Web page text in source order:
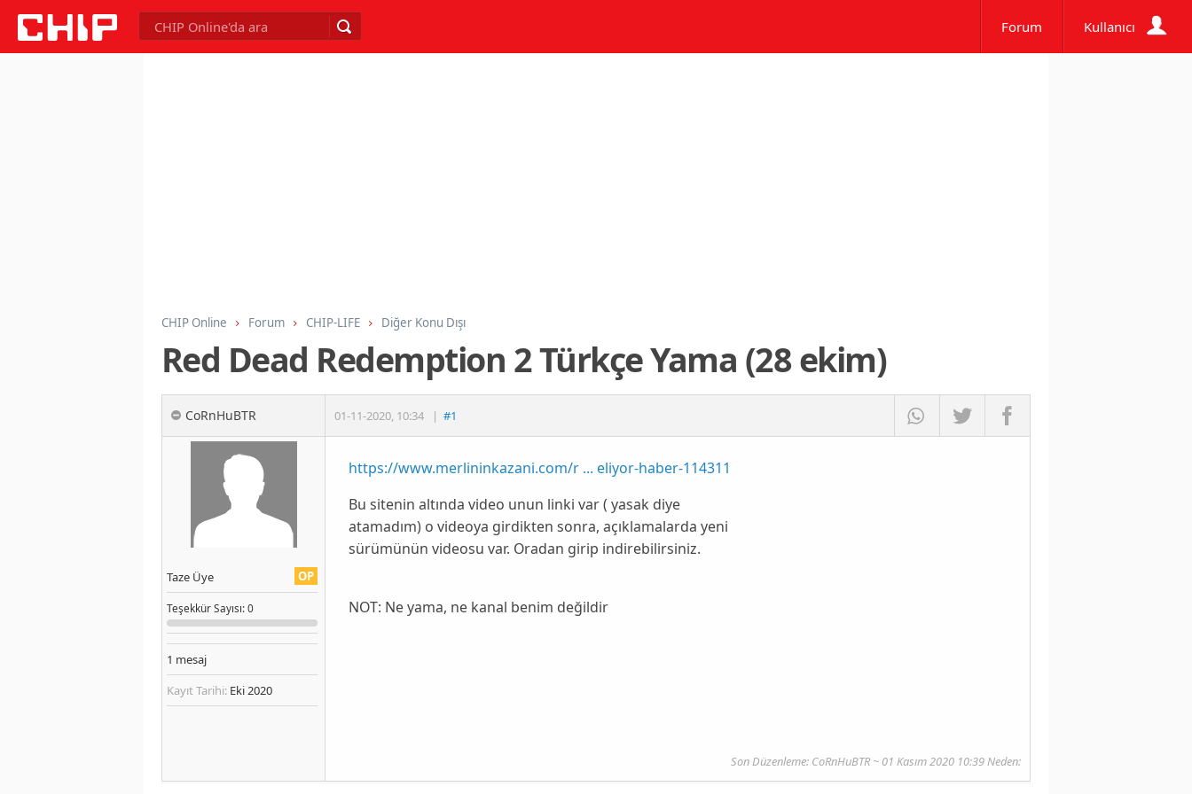
Forum Kullanıcı
CHIP Online Forum CHIP-LIFE Diğer Konu Dışı
Red Dead Redemption 2 Türkçe Yama (28 ekim)
CoRnHuBTR 01-11-2020, 10:34 | #1
OP
Taze Üye
TeşekkürSayısı: 0
1 mesaj
Kayıt Tarihi: Eki 2020
https://www.merlininkazani.com/r ... eliyor-haber-114311
Bu sitenin altında video unun linki var ( yasak diye
atamadım) o videoya girdikten sonra, açıklamalarda yeni
sürümünün videosu var. Oradan girip indirebilirsiniz.
NOT: Ne yama, ne kanal benim değildir
Son Düzenleme: CoRnHuBTR ~ 01 Kasım 2020 10:39 Neden: